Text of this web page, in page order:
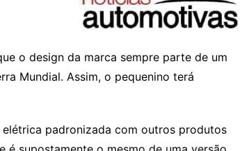
o design da marca sempre parte de um
Mundial. Assim, o pequenino terá
padronizada com outros produtos